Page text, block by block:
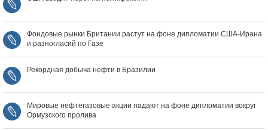
Фондовые рынки Британии растут на фоне дипломатии США‑Ирана
и разногласий по Газе
Рекордная добыча нефти в Бразилии
Мировые нефтегазовые акции падают на фоне дипломатии вокруг
Ормузского пролива